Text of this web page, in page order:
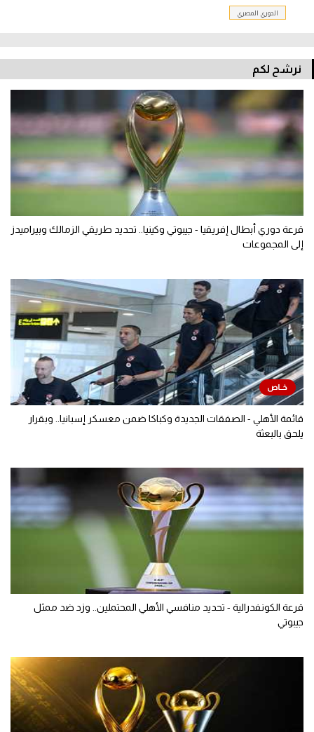
الدوري المصري
نرشح لكم
قرعة دوري أبطال إفريقيا - جيبوتي وكينيا.. تحديد طريقي الزمالك وبيراميدز
إلى المجموعات
قائمة الأهلي - الصفقات الجديدة وكباكا ضمن معسكر إسبانيا.. وبقرار
يلحق بالبعثة
قرعة الكونفدرالية - تحديد منافسي الأهلي المحتملين.. وزد ضد ممثل
جيبوتي